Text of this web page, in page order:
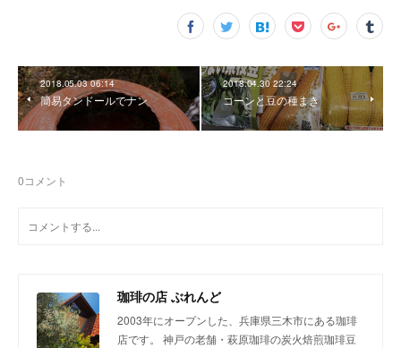
2018.05.03 06:14
簡易タンドールでナン
2018.04.30 22:24
コーンと豆の種まき
0コメント
珈琲の店 ぶれんど
2003年にオープンした、兵庫県三木市にある珈琲
店です。 神戸の老舗・萩原珈琲の炭火焙煎珈琲豆